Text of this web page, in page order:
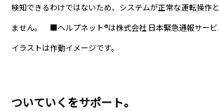
検知できるわけではないため、システムが正常な運転操作
ません。 ■ヘルプネット®は株式会社 日本緊急通報サー
イラストは作動イメージです。
ついていくをサポート。